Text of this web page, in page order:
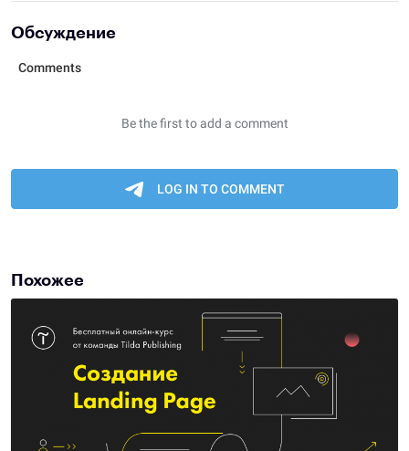
Обсуждение
Похожее